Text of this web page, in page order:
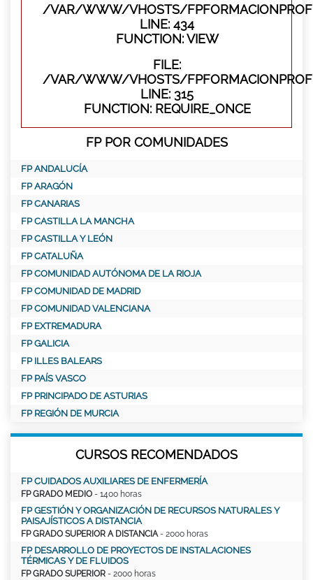
/VAR/WWW/VHOSTS/
LINE: 434
FUNCTION: VIEW
FILE:
/VAR/WWW/VHOSTS/
LINE: 315
FUNCTION: REQUIRE_ONCE
FP POR COMUNIDADES
FP ANDALUCÍA
FP ARAGÓN
FP CANARIAS
FP CASTILLA LA MANCHA
FP CASTILLA Y LEÓN
FP CATALUÑA
FP COMUNIDAD AUTÓNOMA DE LA RIOJA
FP COMUNIDAD DE MADRID
FP COMUNIDAD VALENCIANA
FP EXTREMADURA
FP GALICIA
FP ILLES BALEARS
FP PAÍS VASCO
FP PRINCIPADO DE ASTURIAS
FP REGIÓN DE MURCIA
CURSOS RECOMENDADOS
FP CUIDADOS AUXILIARES DE ENFERMERÍA
FP GRADO MEDIO - 1400 horas
FP GESTIÓN Y ORGANIZACIÓN DE RECURSOS NATURALES Y
PAISAJÍSTICOS A DISTANCIA
FP GRADO SUPERIOR A DISTANCIA- 2000 horas
FP DESARROLLO DE PROYECTOS DE INSTALACIONES
TÉRMICAS Y DE FLUIDOS
FP GRADO SUPERIOR - 2000 horas